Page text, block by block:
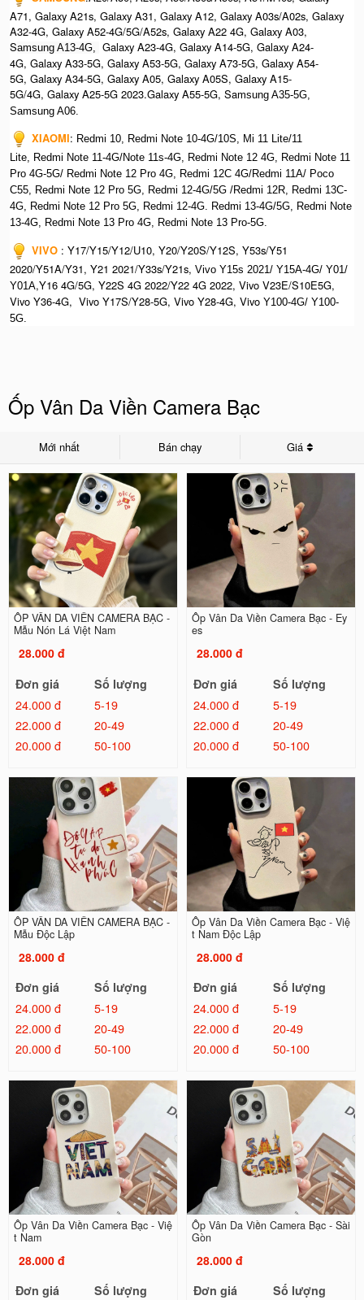
A71, Galaxy A21s, Galaxy A31, Galaxy A12, Galaxy A03s/A02s, Galaxy
A32-4G, Galaxy A52-4G/5G/A52s, Galaxy A22 4G, Galaxy A03,
Samsung A13-4G,
Galaxy A23-4G, Galaxy A14-5G, Galaxy A24-
4G, Galaxy A33-5G, Galaxy A53-5G, Galaxy A73-5G, Galaxy A54-
5G, Galaxy A34-5G, Galaxy A05, Galaxy A05S, Galaxy A15-
5G/4G, Galaxy A25-5G 2023.Galaxy A55-5G, Samsung A35-5G,
Samsung A06.
XIAOMI: Redmi 10, Redmi Note 10-4G/10S, Mi 11 Lite/11
Lite, Redmi Note 11-4G/Note 11s-4G, Redmi Note 12 4G, Redmi Note 11
Pro 4G-5G/ Redmi Note 12 Pro 4G, Redmi 12C 4G/Redmi 11A/ Poco
C55, Redmi Note 12 Pro 5G, Redmi 12-4G/5G /Redmi 12R, Redmi 13C-
4G, Redmi Note 12 Pro 5G, Redmi 12-4G. Redmi 13-4G/5G, Redmi Note
13-4G, Redmi Note 13 Pro 4G, Redmi Note 13 Pro-5G.
VIVO : Y17/Y15/Y12/U10, Y20/Y20S/Y12S, Y53s/Y51
2020/Y51A/Y31, Y21 2021/Y33s/Y21s, Vivo Y15s 2021/ Y15A-4G/ Y01/
Y01A,Y16 4G/5G, Y22S 4G 2022/Y22 4G 2022, Vivo V23E/S10E5G,
Vivo Y36-4G, Vivo Y17S/Y28-5G, Vivo Y28-4G, Vivo Y100-4G/ Y100-
5G.
Ốp Vân Da Viền Camera Bạc
Mới nhất Bán chạy Giá
ỐP VÂN DA VIỀN CAMERA BẠC -
Mẫu Nón Lá Việt Nam
28.000 đ
Đơn giá
Số lượng
24.000 đ
5-19
22.000 đ
20-49
20.000 đ
50-100
Ốp Vân Da Viền Camera Bạc - Ey
es
28.000 đ
Đơn giá
Số lượng
24.000 đ
5-19
22.000 đ
20-49
20.000 đ
50-100
ỐP VÂN DA VIỀN CAMERA BẠC -
Mẫu Độc Lập
28.000 đ
Đơn giá
Số lượng
24.000 đ
5-19
22.000 đ
20-49
20.000 đ
50-100
Ốp Vân Da Viền Camera Bạc - Việ
t Nam Độc Lập
28.000 đ
Đơn giá
Số lượng
24.000 đ
5-19
22.000 đ
20-49
20.000 đ
50-100
Ốp Vân Da Viền Camera Bạc - Việ
t Nam
28.000 đ
Đơn giá
Số lượng
Ốp Vân Da Viền Camera Bạc - Sài
Gòn
28.000 đ
Đơn giá
Số lượng